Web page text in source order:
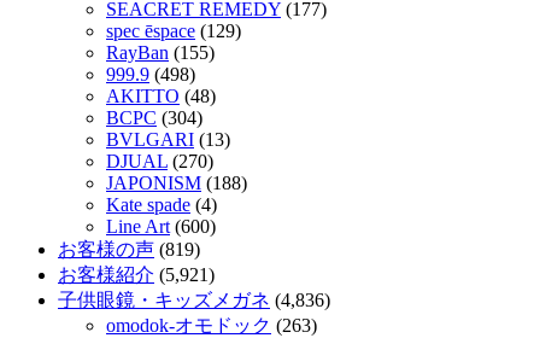
SEACRET REMEDY (177)
spec ēspace (129)
RayBan (155)
999.9 (498)
AKITTO (48)
BCPC (304)
BVLGARI (13)
DJUAL (270)
JAPONISM (188)
Kate spade (4)
Line Art (600)
お客様の声 (819)
お客様紹介 (5,921)
子供眼鏡・キッズメガネ (4,836)
omodok-オモドック (263)